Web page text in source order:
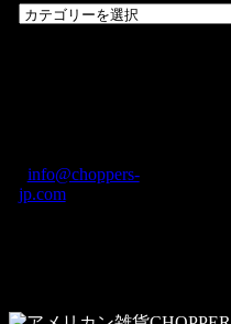
過
テ
ゴ
info@choppers-
jp.com